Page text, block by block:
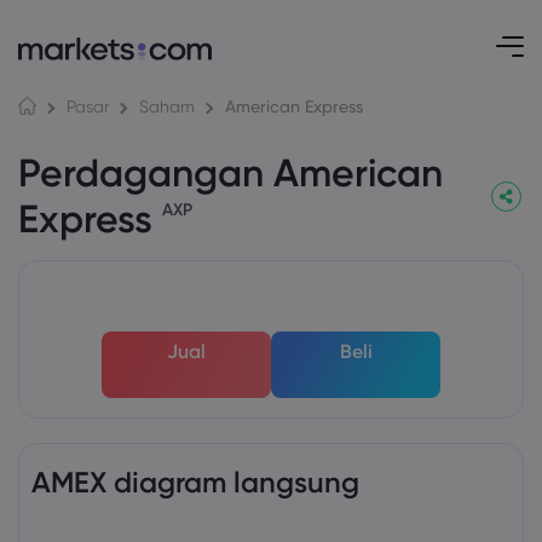
Pasar Saham American Express
Perdagangan American
Express AXP
Jual Beli
AMEX diagram langsung